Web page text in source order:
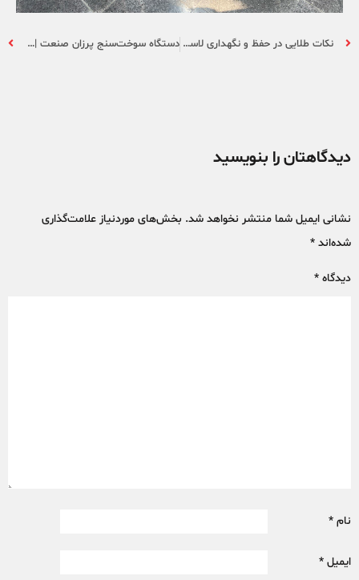
نکات طلایی در حفظ و نگهداری لاستیک درآر دستگاه سوخت‌سنج پرزان صنعت | اولین تولیدکننده سوخت‌سنج در خاورمیانه
دیدگاهتان را بنویسید
نشانی ایمیل شما منتشر نخواهد شد. بخش‌های موردنیاز علامت‌گذاری
شده‌اند *
دیدگاه *
نام *
ایمیل *